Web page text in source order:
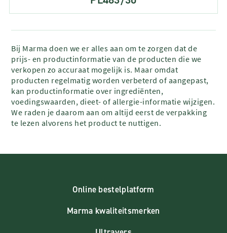
Bij Marma doen we er alles aan om te zorgen dat de
prijs- en productinformatie van de producten die we
verkopen zo accuraat mogelijk is. Maar omdat
producten regelmatig worden verbeterd of aangepast,
kan productinformatie over ingrediënten,
voedingswaarden, dieet- of allergie-informatie wijzigen.
We raden je daarom aan om altijd eerst de verpakking
te lezen alvorens het product te nuttigen.
Online bestelplatform
Marma kwaliteitsmerken